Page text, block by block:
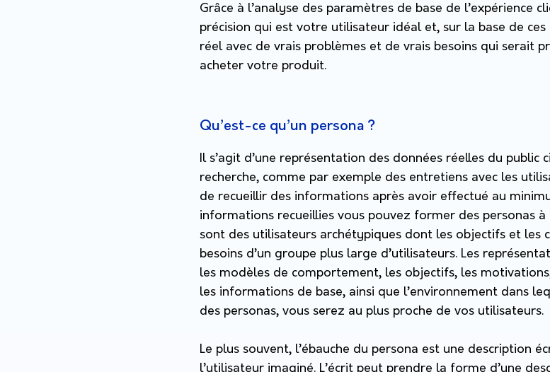
Grâce à l’analyse des paramètres de base de l’expérience
précision qui est votre utilisateur idéal et, sur la base de
réel avec de vrais problèmes et de vrais besoins qui serait
acheter votre produit.
Qu’est-ce qu’un persona ?
Il s’agit d’une représentation des données réelles du public
recherche, comme par exemple des entretiens avec les
de recueillir des informations après avoir effectué au
informations recueillies vous pouvez former des personas à
sont des utilisateurs archétypiques dont les objectifs et les
besoins d’un groupe plus large d’utilisateurs. Les
les modèles de comportement, les objectifs, les
les informations de base, ainsi que l’environnement dans
des personas, vous serez au plus proche de vos utilisateurs.
Le plus souvent, l’ébauche du persona est une description
l’utilisateur imaginé. L’écrit peut prendre la forme d’une